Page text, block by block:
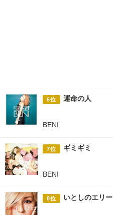
6位 運命の人
BENI
7位 ギミギミ
BENI
8位 いとしのエリー